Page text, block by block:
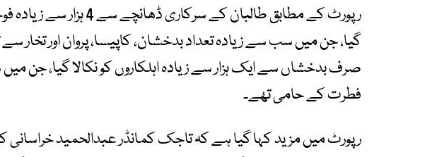
رپورٹ کے مطابق طالبان کے
گیا، جن میں سب سے زیادہ تعداد بدخشان، کاپیسا، پروان اور تخار
صرف بدخشاں سے ایک ہزار سے زیادہ اہلکاروں کو نکالا گیا، جن
فطرت کے حامی تھے۔
رپورٹ میں مزید کہا گیا ہے کہ تاجک کمانڈر عبدالحمید خراسانی کو